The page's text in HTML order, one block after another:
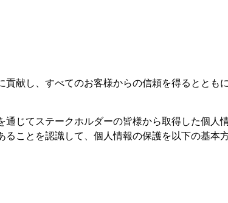
献し、すべてのお客様からの信頼を得るととも
じてステークホルダーの皆様から取得した個人
ことを認識して、個人情報の保護を以下の基本